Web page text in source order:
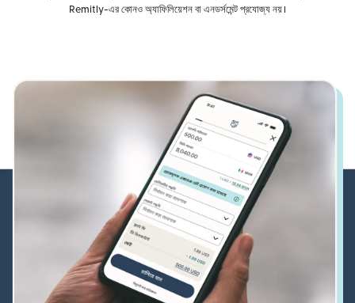
Remitly-এর কোনও অ্যাফিলিয়েশন বা এনডর্সমেন্ট প্রযোজ্য নয়।